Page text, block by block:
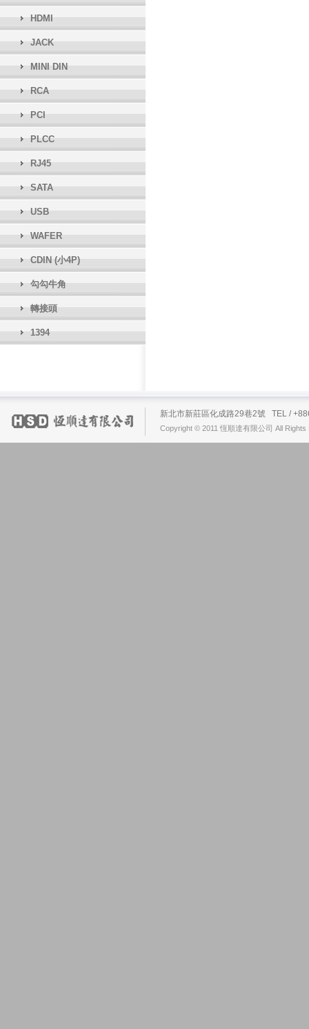
HDMI
JACK
MINI DIN
RCA
PCI
PLCC
RJ45
SATA
USB
WAFER
CDIN (小4P)
勾勾牛角
轉接頭
1394
新北市新莊區化成路29巷2號 TEL /
Copyright © 2011 恆順達有限公司 All